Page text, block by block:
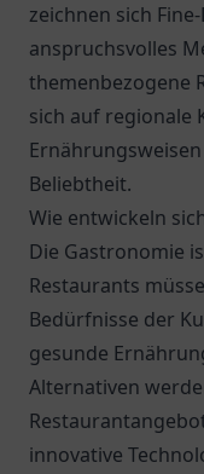
zeichnen sich
anspruchsvolles
themenbezogene
sich auf regionale
Beliebtheit.
Wie entwickeln
Die Gastronomie
Restaurants
Bedürfnisse der
gesunde
Alternativen
innovative